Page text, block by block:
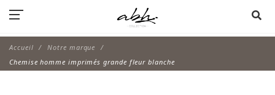
Accueil
Notre marque
Chemise homme imprimés grande fleur blanche